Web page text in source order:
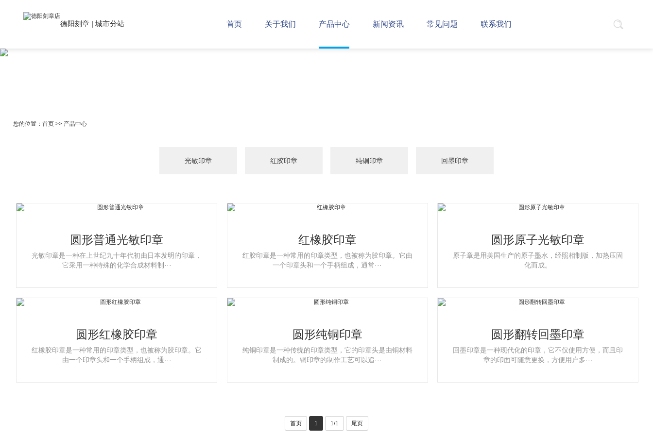
德阳刻章 | 城市分站 首页 关于我们 产品中心 新闻资讯 常见问题 联系我们
您的位置： 首页>> 产品中心
光敏印章 红胶印章 纯铜印章 回墨印章
圆形普通光敏印章
光敏印章是一种在上世纪九十年代初由日本发明的印章，
它采用一种特殊的化学合成材料制···
红橡胶印章
红胶印章是一种常用的印章类型，也被称为胶印章。它由
一个印章头和一个手柄组成，通常···
圆形原子光敏印章
原子章是用美国生产的原子墨水，经照相制版，加热压固
化而成。
圆形红橡胶印章
红橡胶印章是一种常用的印章类型，也被称为胶印章。它
由一个印章头和一个手柄组成，通···
圆形纯铜印章
纯铜印章是一种传统的印章类型，它的印章头是由铜材料
制成的。铜印章的制作工艺可以追···
圆形翻转回墨印章
回墨印章是一种现代化的印章，它不仅使用方便，而且印
章的印面可随意更换，方便用户多···
首页 1 1/1 尾页